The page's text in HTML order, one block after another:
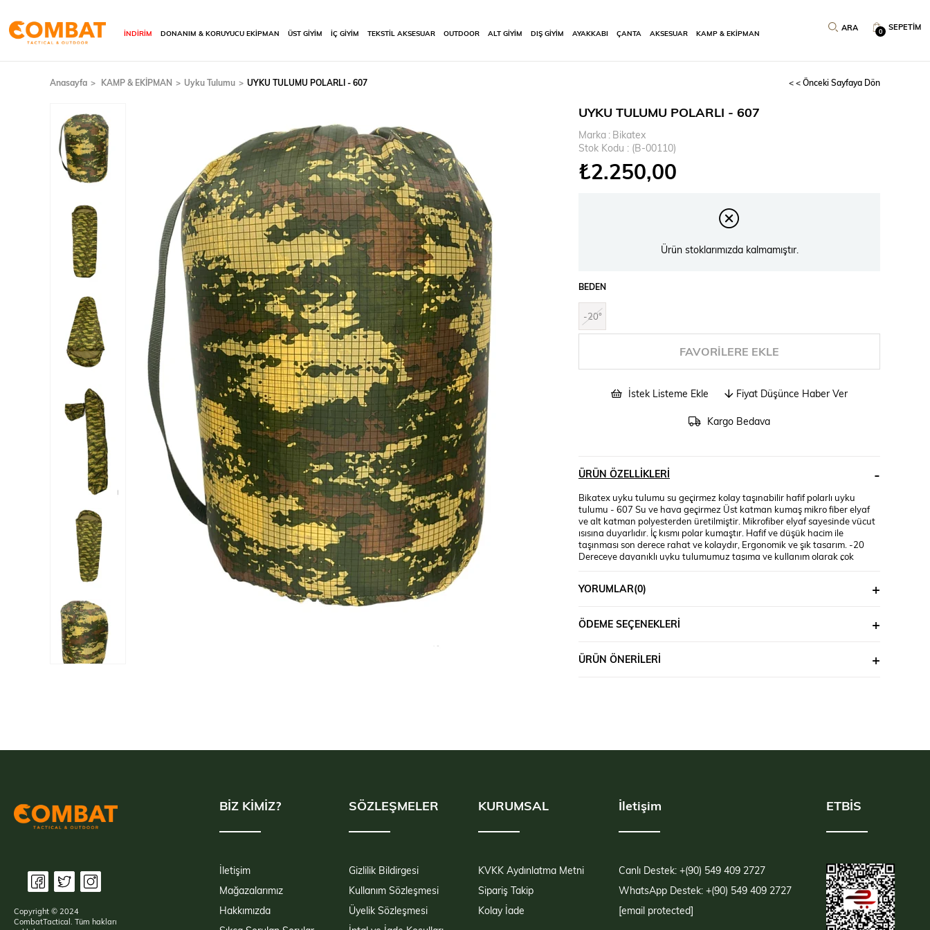
SEPETIM
0
İNDİRİM DONANIM & KORUYUCU EKİPMAN ÜST GİYİM İÇ GİYİM TEKSTİL AKSESUAR OUTDOOR ALT GİYİM DIŞ GİYİM AYAKKABI ÇANTA AKSESUAR KAMP & EKİPMAN
Anasayfa KAMP & EKİPMAN Uyku Tulumu UYKU TULUMU POLARLI - 607 < < Önceki Sayfaya Dön
UYKU TULUMU POLARLI - 607
Marka : Bikatex
Stok Kodu
(B-00110)
₺2.250,00
Ürün stoklarımızda kalmamıştır.
BEDEN
-20°
FAVORILERE EKLE
İstek Listeme Ekle Fiyat Düşünce Haber Ver
Kargo Bedava
ÜRÜN ÖZELLIKLERI
Bikatex uyku tulumu su geçirmez kolay taşınabilir hafif polarlı uyku
tulumu - 607 Su ve hava geçirmez Üst katman kumaş mikro fiber elyaf
ve alt katman polyesterden üretilmiştir. Mikrofiber elyaf sayesinde vücut
ısısına duyarlıdır. İç kısmı polar kumaştır. Hafif ve düşük hacim ile
taşınması son derece rahat ve kolaydır, Ergonomik ve şık tasarım. -20
Dereceye dayanıklı uyku tulumumuz taşıma ve kullanım olarak çok
YORUMLAR(0)
ÖDEME SEÇENEKLERI
ÜRÜN ÖNERILERI
BİZ KİMİZ?
İletişim
Mağazalarımız
Hakkımızda
SÖZLEŞMELER
Gizlilik Bildirgesi
Kullanım Sözleşmesi
Üyelik Sözleşmesi
KURUMSAL
KVKK Aydınlatma Metni
Sipariş Takip
Kolay İade
İletişim
Canlı Destek: +(90) 549 409 2727
WhatsApp Destek: +(90) 549 409 2727
[email protected]
ETBİS
Copyright © 2024
CombatTactical. Tüm hakları